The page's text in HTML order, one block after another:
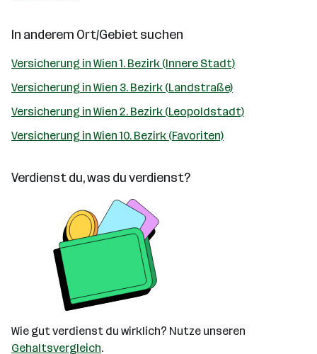
In anderem Ort/Gebiet suchen
Versicherung in Wien 1. Bezirk (Innere Stadt)
Versicherung in Wien 3. Bezirk (Landstraße)
Versicherung in Wien 2. Bezirk (Leopoldstadt)
Versicherung in Wien 10. Bezirk (Favoriten)
Verdienst du, was du verdienst?
Wie gut verdienst du wirklich? Nutze unseren
Gehaltsvergleich.